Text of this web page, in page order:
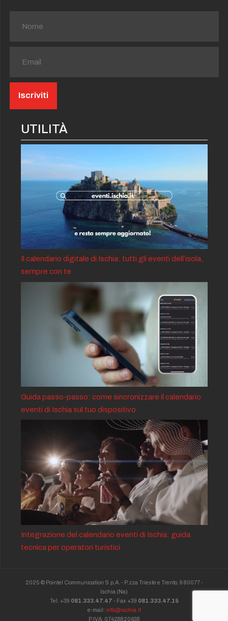
UTILITÀ
Il calendario digitale di Ischia: tutti gli eventi dell’isola,
sempre con te
Guida passo-passo: come sincronizzare il calendario
eventi di Ischia sul tuo dispositivo
Integrazione del calendario eventi di Ischia: guida
tecnica per operatori turistici
2025 © Pointel Communication S.p.A. - P.zza Trieste e Trento, 9 80077 -
Ischia (Na)
Tel. +39 081.333.47.47 - Fax +39 081.333.47.15
e-mail: info@ischia.it
P.IVA: 07428820638